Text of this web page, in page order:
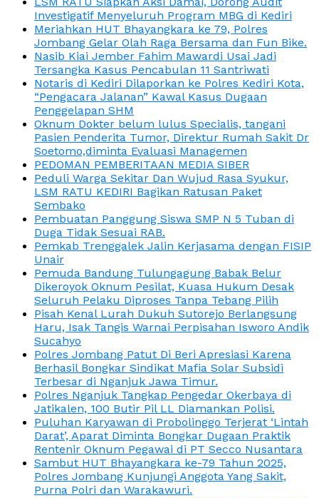
Investigatif Menyeluruh Program MBG di Kediri
Meriahkan HUT Bhayangkara ke 79, Polres
Jombang Gelar Olah Raga Bersama dan Fun Bike.
Nasib Kiai Jember Fahim Mawardi Usai Jadi
Tersangka Kasus Pencabulan 11 Santriwati
Notaris di Kediri Dilaporkan ke Polres Kediri Kota,
“Pengacara Jalanan” Kawal Kasus Dugaan
Penggelapan SHM
Oknum Dokter belum lulus Specialis, tangani
Pasien Penderita Tumor, Direktur Rumah Sakit Dr
Soetomo,diminta Evaluasi Managemen
PEDOMAN PEMBERITAAN MEDIA SIBER
Peduli Warga Sekitar Dan Wujud Rasa Syukur,
LSM RATU KEDIRI Bagikan Ratusan Paket
Sembako
Pembuatan Panggung Siswa SMP N 5 Tuban di
Duga Tidak Sesuai RAB.
Pemkab Trenggalek Jalin Kerjasama dengan FISIP
Unair
Pemuda Bandung Tulungagung Babak Belur
Dikeroyok Oknum Pesilat, Kuasa Hukum Desak
Seluruh Pelaku Diproses Tanpa Tebang Pilih
Pisah Kenal Lurah Dukuh Sutorejo Berlangsung
Haru, Isak Tangis Warnai Perpisahan Isworo Andik
Sucahyo
Polres Jombang Patut Di Beri Apresiasi Karena
Berhasil Bongkar Sindikat Mafia Solar Subsidi
Terbesar di Nganjuk Jawa Timur.
Polres Nganjuk Tangkap Pengedar Okerbaya di
Jatikalen, 100 Butir Pil LL Diamankan Polisi.
Puluhan Karyawan di Probolinggo Terjerat ‘Lintah
Darat’, Aparat Diminta Bongkar Dugaan Praktik
Rentenir Oknum Pegawai di PT Secco Nusantara
Sambut HUT Bhayangkara ke-79 Tahun 2025,
Polres Jombang Kunjungi Anggota Yang Sakit,
Purna Polri dan Warakawuri.